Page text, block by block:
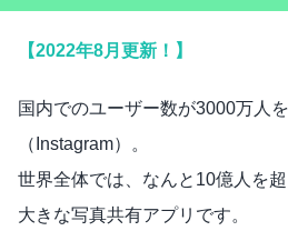
【2022年8月更新！】
国内でのユーザー数が3000万人
（Instagram）。
世界全体では、なんと10億人を
大きな写真共有アプリです。